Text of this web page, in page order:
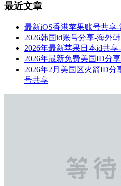
最近文章
最新iOS香港苹果账号共享
2026韩国id账号分享-海外
2026年最新苹果日本id共
2026年最新免费美国ID分
2026年2月美国区火箭ID分
号共享